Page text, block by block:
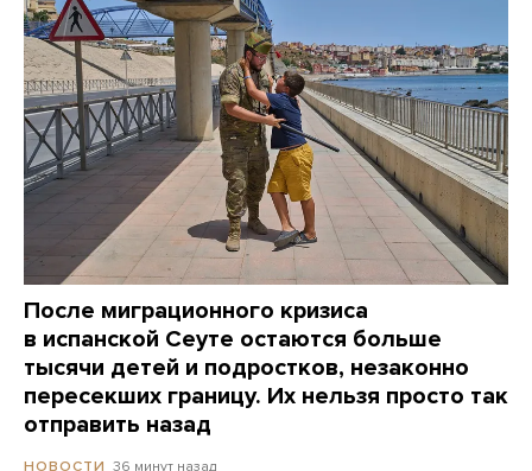
После миграционного кризиса
в испанской Сеуте остаются больше
тысячи детей и подростков, незаконно
пересекших границу. Их нельзя просто так
отправить назад
НОВОСТИ 36 минут назад